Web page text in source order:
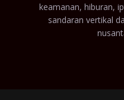
keamanan, hiburan,
sandaran vertikal